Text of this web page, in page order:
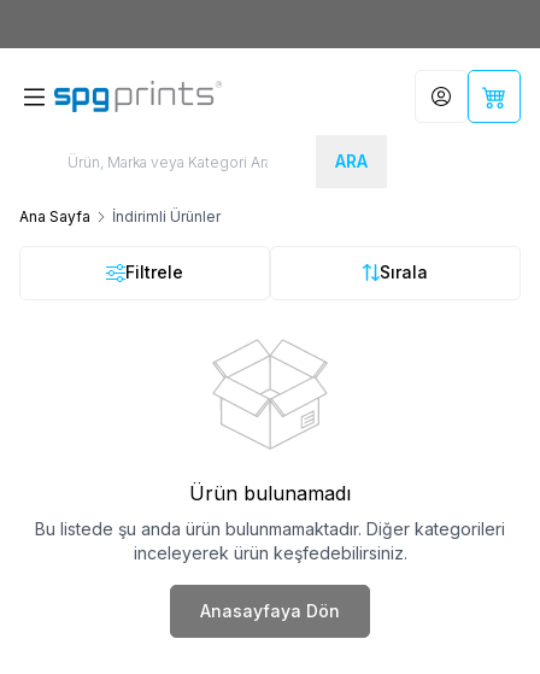
ARA
Hesabım
Ana Sayfa İndirimli Ürünler
Filtrele Sırala
Ürün bulunamadı
Bu listede şu anda ürün bulunmamaktadır. Diğer kategorileri
inceleyerek ürün keşfedebilirsiniz.
Anasayfaya Dön